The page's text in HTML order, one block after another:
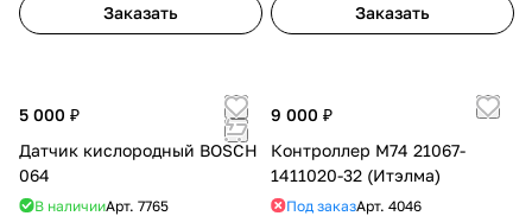
Заказать Заказать
5 000 ₽
Датчик кислородный BOSCH
064
В наличииАрт. 7765
9 000 ₽
Контроллер М74 21067-
1411020-32 (Итэлма)
Под заказАрт. 4046